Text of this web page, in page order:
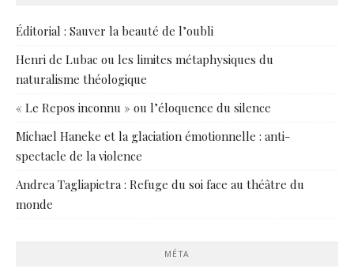
Éditorial : Sauver la beauté de l’oubli
Henri de Lubac ou les limites métaphysiques du
naturalisme théologique
« Le Repos inconnu » ou l’éloquence du silence
Michael Haneke et la glaciation émotionnelle : anti-
spectacle de la violence
Andrea Tagliapietra : Refuge du soi face au théâtre du
monde
MÉTA